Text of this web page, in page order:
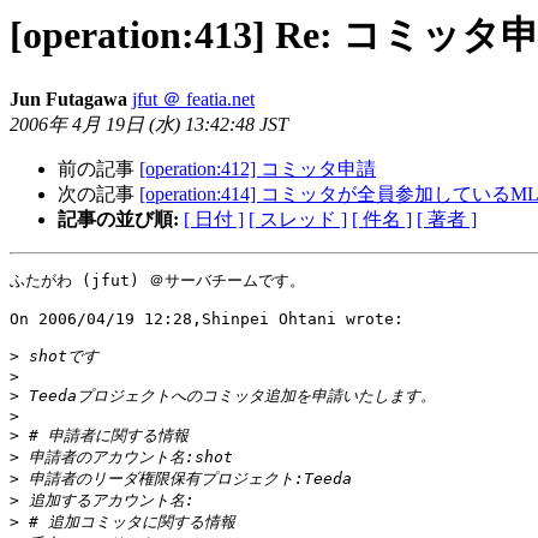
[operation:413] Re: コミッタ
Jun Futagawa jfut ＠ featia.net
2006年 4月 19日 (水) 13:42:48 JST
前の記事 [operation:412] コミッタ申請
次の記事 [operation:414] コミッタが全員参加しているML
記事の並び順: [ 日付 ] [ スレッド ] [ 件名 ] [ 著者 ]
ふたがわ (jfut) ＠サーバチームです。
On 2006/04/19 12:28,Shinpei Ohtani wrote:
>
>
>
>
>
>
>
>
>